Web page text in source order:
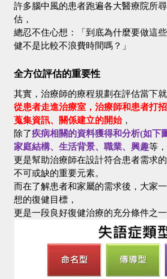
許多腦中風的患者跑遍各大醫療院所
估，
總忍不住心想：「到底為什麼要做這
健不是比較不浪費時間嗎？」
全方位評估的重要性
其實，治療師的療程規劃在評估當下就
從患者走進治療室，治療師和患者打
蒐集資訊、關係建立的開始，
除了疾病相關的資料獲得和分析(如下
家庭結構、生活背景、職業、興趣等，
更是幫助治療師在設計符合患者需求
不可或缺的重要元素。
而在了解患者和家屬的需求後，大家
想的復健目標，
更是一段良好復健治療的充分條件之一